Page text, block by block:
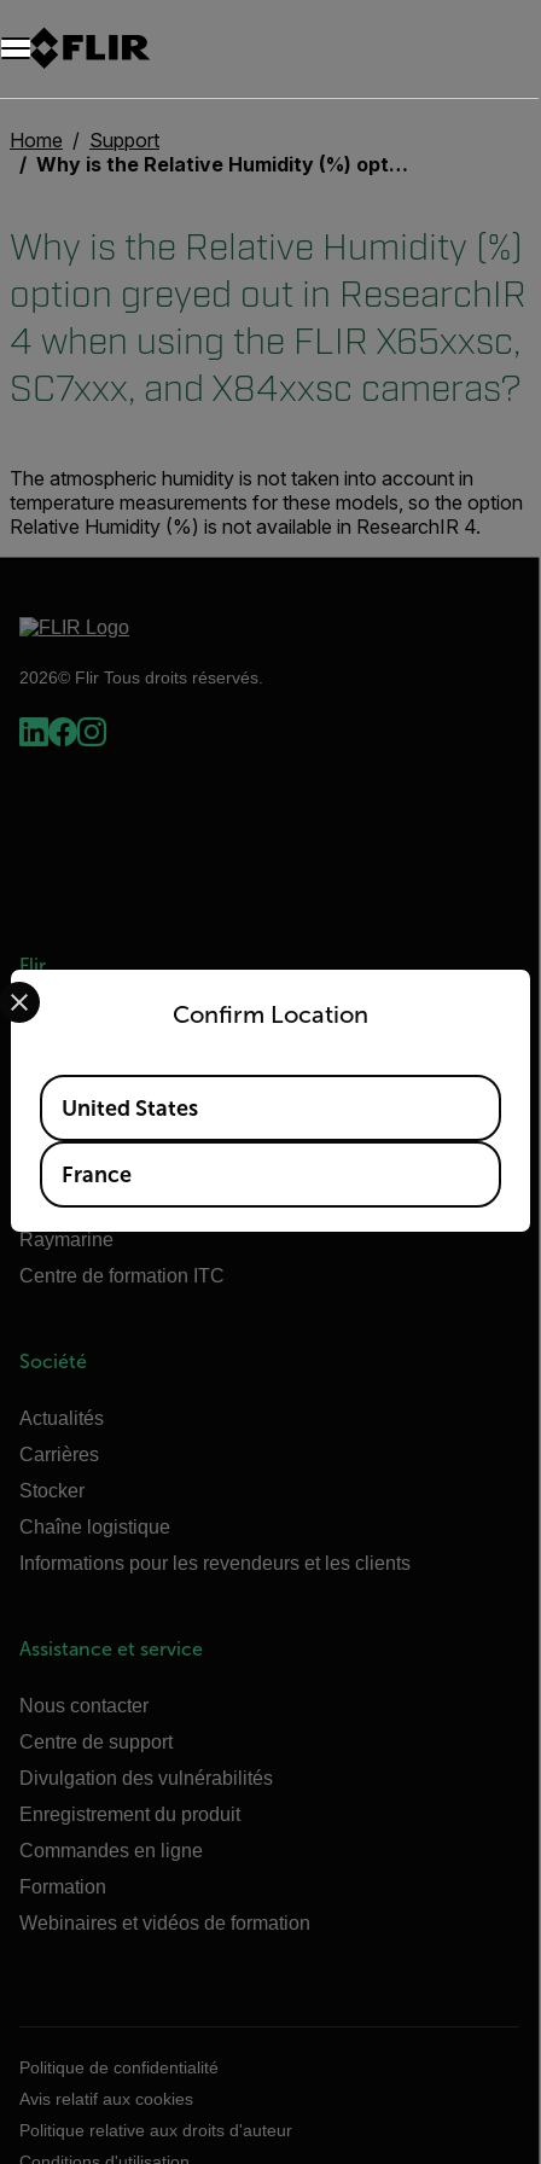
Unread messages
Modèle
Supprimer
articles
article
Ajouter au panier
Ajouté au panier
Home
Support
Why is the Relative Humidity (%) option greyed out in ResearchIR 4 when using the FLIR X65xxsc, SC7xxx, and X84xxsc cameras?
Why is the Relative Humidity (%)
option greyed out in ResearchIR
4 when using the FLIR X65xxsc,
SC7xxx, and X84xxsc cameras?
The atmospheric humidity is not taken into account in
temperature measurements for these models, so the option
Relative Humidity (%) is not available in ResearchIR 4.
2026© Flir Tous droits réservés.
Flir
À propos de Flir
Teledyne FLIR Defense
OEM Teledyne FLIR
Flir Marine
Extech
Raymarine
Centre de formation ITC
Société
Actualités
Carrières
Stocker
Chaîne logistique
Informations pour les revendeurs et les clients
Assistance et service
Nous contacter
Centre de support
Divulgation des vulnérabilités
Enregistrement du produit
Commandes en ligne
Formation
Webinaires et vidéos de formation
Politique de confidentialité
Avis relatif aux cookies
Politique relative aux droits d'auteur
Confirm Location
Select your preferred country and language from the
Available Locations
United States
France